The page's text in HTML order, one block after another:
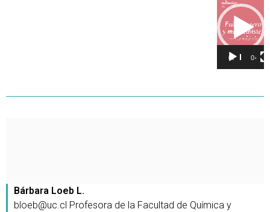
de
vídeo
00:00 04:23
Bárbara Loeb L.
bloeb@uc.cl Profesora de la Facultad de Química y